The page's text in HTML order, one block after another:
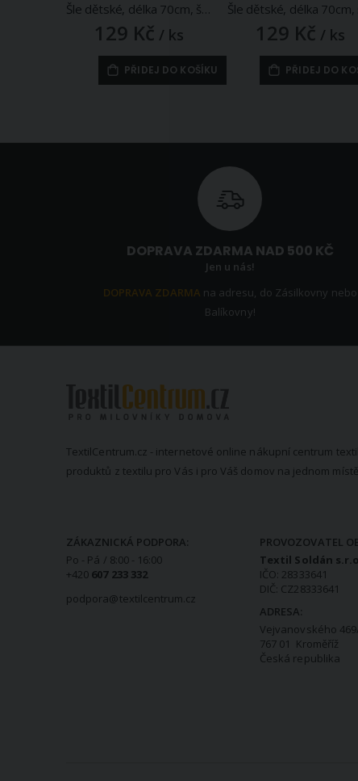
Šle dětské, délka 70cm, šíře 2,5cm, tvar Y, s obrázkovým zapínáním v krabičce, modrá, 650418/3
129 Kč / ks
PŘIDEJ DO KOŠÍKU
129 Kč / ks
PŘIDEJ DO
DOPRAVA ZDARMA NAD 500 KČ
Jen u nás!
DOPRAVA ZDARMA na adresu, do Zásilkovny nebo
Balíkovny!
TextilCentrum.cz - internetové online nákupní centrum
produktů z textilu pro Vás i pro Váš domov na jednom místě.
ZÁKAZNICKÁ PODPORA:
Po - Pá / 8:00 - 16:00
+420 607 233 332
podpora@textilcentrum.cz
PROVOZOVATEL
Textil Soldán
IČO: 28333641
DIČ: CZ28333641
ADRESA:
Vejvanovského
767 01 Kroměříž
Česká republika